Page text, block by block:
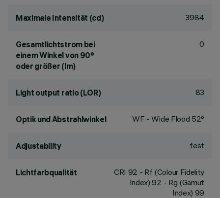
Maximale Intensität (cd) 3984
Gesamtlichtstrom bei
einem Winkel von 90°
oder größer (lm)
0
Light output ratio (LOR) 83
Optik und Abstrahlwinkel WF - Wide Flood 52°
Adjustability fest
Lichtfarbqualität CRI 92 - Rf (Colour Fidelity
Index) 92 - Rg (Gamut
Index) 99